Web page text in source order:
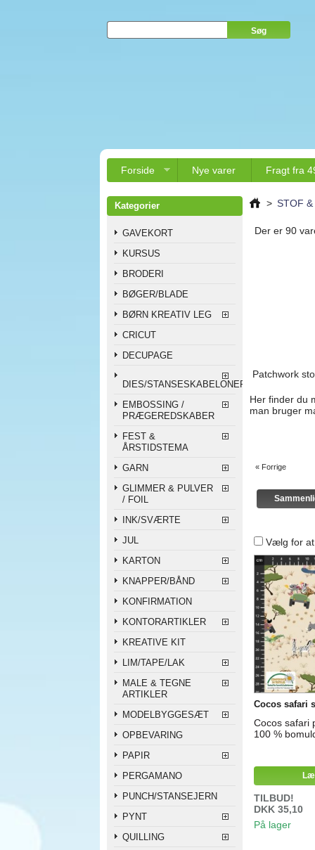
Forside Nye varer Fragt fra
Kategorier
GAVEKORT
KURSUS
BRODERI
BØGER/BLADE
BØRN KREATIV LEG
CRICUT
DECUPAGE
DIES/STANSESKABELONER
EMBOSSING /
PRÆGEREDSKABER
FEST &
ÅRSTIDSTEMA
GARN
GLIMMER & PULVER
/ FOIL
INK/SVÆRTE
JUL
KARTON
KNAPPER/BÅND
KONFIRMATION
KONTORARTIKLER
KREATIVE KIT
LIM/TAPE/LAK
MALE & TEGNE
ARTIKLER
MODELBYGGESÆT
OPBEVARING
PAPIR
PERGAMANO
PUNCH/STANSEJERN
PYNT
QUILLING
> STOF &
Der er 90
Patchwork
Her finder du
man bruger
« Forrige
Vælg for
Cocos safari
Cocos safari
100 %
TILBUD!
DKK 35,10
På lager